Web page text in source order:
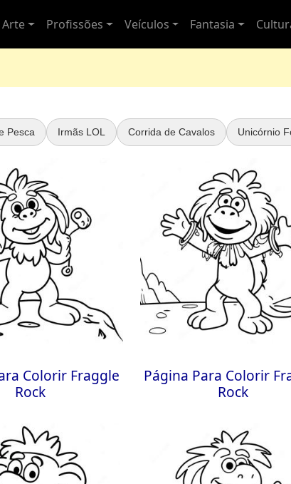
Arte Profissões Veículos Fantasia
Pesca Irmãs LOL Corrida de Cavalos Unicórnio
Colorir Fraggle
Rock
Página Para Colorir
Rock